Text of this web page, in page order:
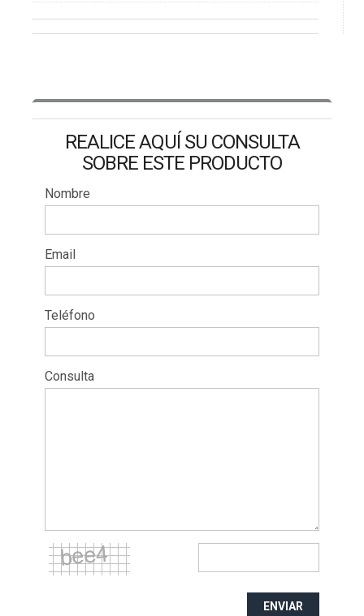
REALICE AQUÍ SU CONSULTA
SOBRE ESTE PRODUCTO
Nombre
Email
Teléfono
Consulta
ENVIAR